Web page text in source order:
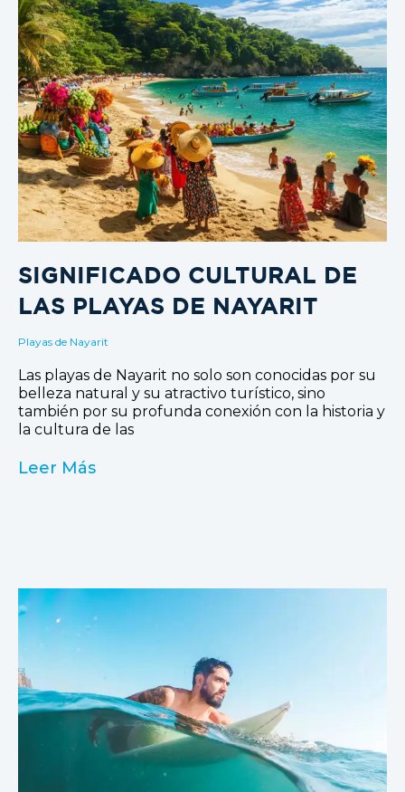
SIGNIFICADO CULTURAL DE
LAS PLAYAS DE NAYARIT
Playas de Nayarit
Las playas de Nayarit no solo son conocidas por su
belleza natural y su atractivo turístico, sino
también por su profunda conexión con la historia y
la cultura de las
Leer Más